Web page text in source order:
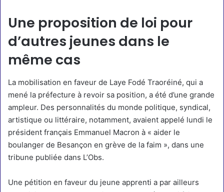
Une proposition de loi pour
d’autres jeunes dans le
même cas
La mobilisation en faveur de Laye Fodé Traoréiné, qui a
mené la préfecture à revoir sa position, a été d’une grande
ampleur. Des personnalités du monde politique, syndical,
artistique ou littéraire, notamment, avaient appelé lundi le
président français Emmanuel Macron à « aider le
boulanger de Besançon en grève de la faim », dans une
tribune publiée dans L’Obs.
Une pétition en faveur du jeune apprenti a par ailleurs